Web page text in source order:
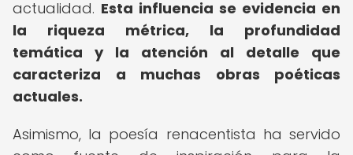
actualidad. Esta influencia se evidencia en
la riqueza métrica, la profundidad
temática y la atención al detalle que
caracteriza a muchas obras poéticas
actuales.
Asimismo, la poesía renacentista ha servido